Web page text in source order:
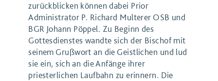
zurückblicken können dabei Prior
Administrator P. Richard Multerer OSB und
BGR Johann Pöppel. Zu Beginn des
Gottesdienstes wandte sich der Bischof mit
seinem Grußwort an die Geistlichen und lud
sie ein, sich an die Anfänge ihrer
priesterlichen Laufbahn zu erinnern. Die